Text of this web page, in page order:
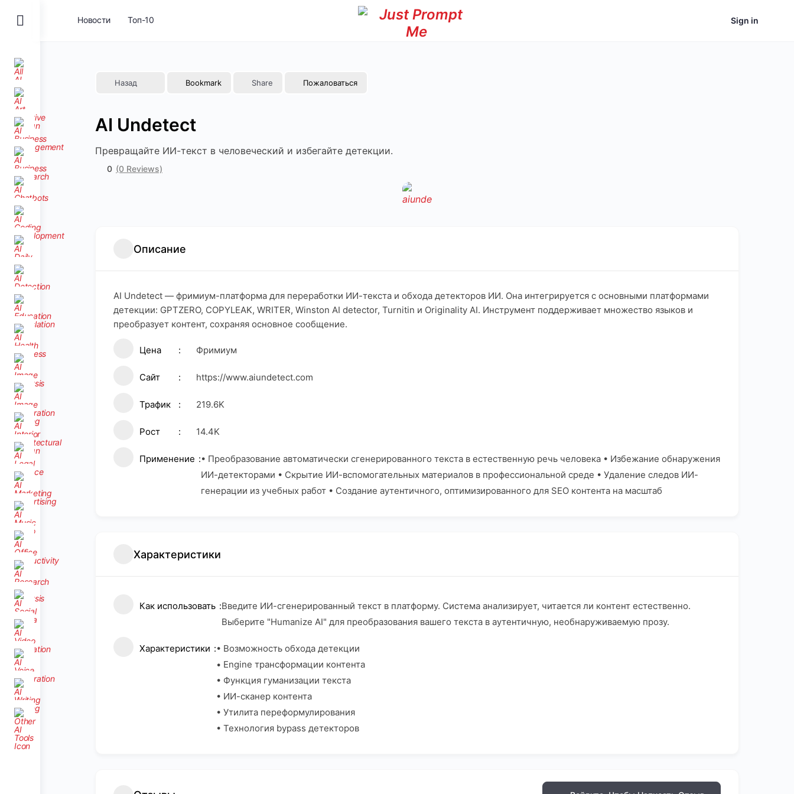
Новости Топ-10 Sign in
Назад Bookmark Share Пожаловаться
AI Undetect
Превращайте ИИ-текст в человеческий и избегайте детекции.
0 (0 Reviews)
Описание
AI Undetect — фримиум-платформа для переработки ИИ-текста и обхода детекторов ИИ. Она интегрируется с основными платформами
детекции: GPTZERO, COPYLEAK, WRITER, Winston AI detector, Turnitin и Originality AI. Инструмент поддерживает множество языков и
преобразует контент, сохраняя основное сообщение.
Цена Фримиум
Сайт https://www.aiundetect.com
Трафик 219.6K
Рост 14.4K
Применение
• Преобразование автоматически сгенерированного текста в естественную речь человека • Избежание обнаружения
ИИ-детекторами • Скрытие ИИ-вспомогательных материалов в профессиональной среде • Удаление следов ИИ-
генерации из учебных работ • Создание аутентичного, оптимизированного для SEO контента на масштаб
Характеристики
Как использовать Введите ИИ-сгенерированный текст в платформу. Система анализирует, читается ли контент естественно.
Выберите "Humanize AI" для преобразования вашего текста в аутентичную, необнаруживаемую прозу.
Характеристики
• Возможность обхода детекции
• Engine трансформации контента
• Функция гуманизации текста
• ИИ-сканер контента
• Утилита переформулирования
• Технология bypass детекторов